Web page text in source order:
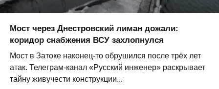
Мост через Днестровский лиман дожали:
коридор снабжения ВСУ захлопнулся
Мост в Затоке наконец-то обрушился после трёх лет
атак. Телеграм-канал «Русский инженер» раскрывает
тайну живучести конструкции...